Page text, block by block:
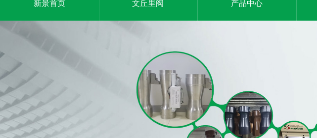
新景首页 文丘里阀 产品中心